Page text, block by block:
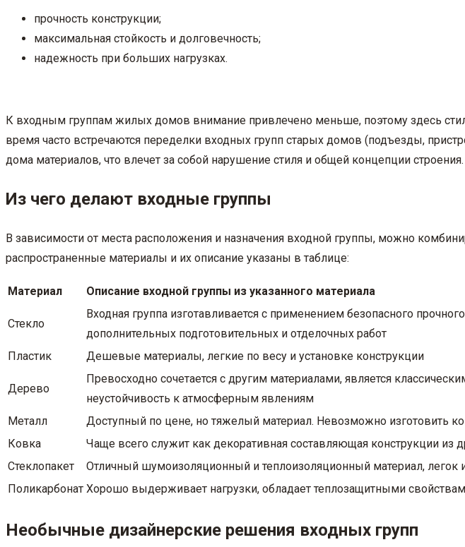
прочность конструкции;
максимальная стойкость и долговечность;
надежность при больших нагрузках.
К входным группам жилых домов внимание привлечено меньше, поэтому здесь
время часто встречаются переделки входных групп старых домов (подъезды,
дома материалов, что влечет за собой нарушение стиля и общей концепции строения.
Из чего делают входные группы
В зависимости от места расположения и назначения входной группы, можно
распространенные материалы и их описание указаны в таблице:
Материал Описание входной группы из указанного материала
Стекло
Входная группа изготавливается с применением безопасного
дополнительных подготовительных и отделочных работ
Пластик
Дешевые материалы, легкие по весу и установке конструкции
Дерево
Превосходно сочетается с другим материалами, является
неустойчивость к атмосферным явлениям
Металл
Доступный по цене, но тяжелый материал. Невозможно изготовить
Ковка
Чаще всего служит как декоративная составляющая конструкции
Стеклопакет
Отличный шумоизоляционный и теплоизоляционный материал, легок
Поликарбонат Хорошо выдерживает нагрузки, обладает теплозащитными
Необычные дизайнерские решения входных групп